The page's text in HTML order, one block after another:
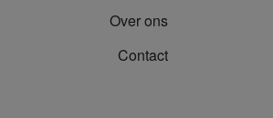
Over ons
Contact